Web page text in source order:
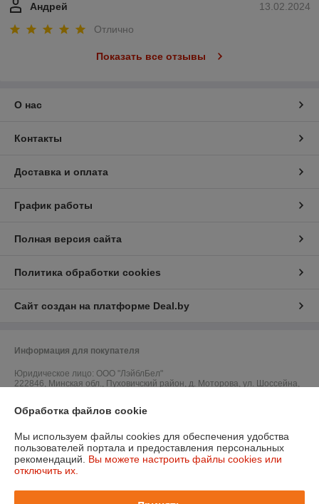
13.02.2024
Андрей
Отлично
Показать все отзывы
О нас
Контакты
Доставка и оплата
График работы
Полная версия сайта
Политика обработки cookies
Сайт создан на платформе Deal.by
Информация для покупателя
Юридическое лицо: ООО "ЛэйблБел"
222846, Минская обл., Пуховичский район, д. Моторова, ул. Шоссейна,
Регистрационный номер ЕГР: 691081592
УНП: 691081592
Регистрационный орган: Пуховичский районный исполнительный
комитет
Дата регистрации компании: 31.10.2014
Обработка файлов cookie
Мы используем файлы cookies для обеспечения удобства
пользователей портала и предоставления персональных
рекомендаций. Вы можете настроить файлы cookies или
отключить их.